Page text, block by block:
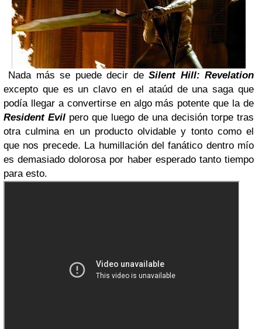
Nada más se puede decir deSilent Hill: Revelation
excepto que es un clavo en el ataúd de una saga que
podía llegar a convertirse en algo más potente que la de
Resident Evil pero que luego de una decisión torpe tras
otra culmina en un producto olvidable y tonto como el
que nos precede. La humillación del fanático dentro mío
es demasiado dolorosa por haber esperado tanto tiempo
para esto.